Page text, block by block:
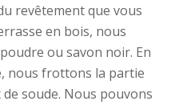
revêtement que vous
en bois, nous
ou savon noir. En
nous frottons la partie
soude. Nous pouvons